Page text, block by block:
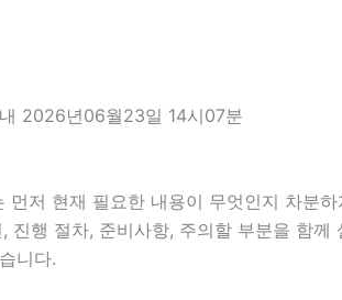
2026년06월23일 14시07분
먼저 현재 필요한 내용이 무엇인지 차분
진행 절차, 준비사항, 주의할 부분을 함
니다.